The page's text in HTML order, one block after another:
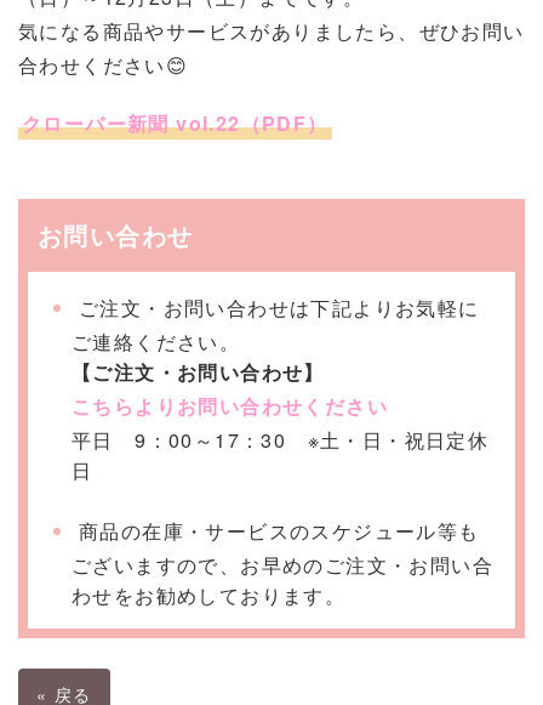
気になる商品やサービスがありましたら、ぜひお問い
合わせください😊
クローバー新聞 vol.22（PDF）
お問い合わせ
ご注文・お問い合わせは下記よりお気軽に
ご連絡ください。
【ご注文・お問い合わせ】
こちらよりお問い合わせください
平日 9：00～17：30 ※土・日・祝日定休
日
商品の在庫・サービスのスケジュール等も
ございますので、お早めのご注文・お問い合
わせをお勧めしております。
« 戻る